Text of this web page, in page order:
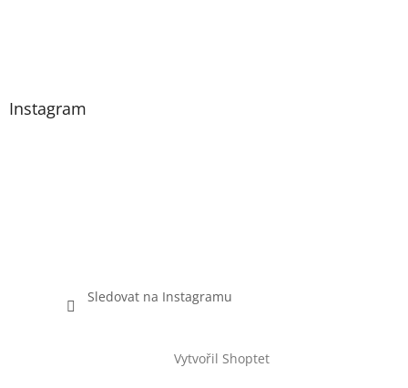
Instagram
Sledovat na Instagramu
Vytvořil Shoptet